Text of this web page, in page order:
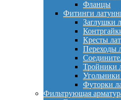
Фланцы
Фитинги
Заглушки
Кресты
Переходы
Тройники
Футорки
Фильтрующая